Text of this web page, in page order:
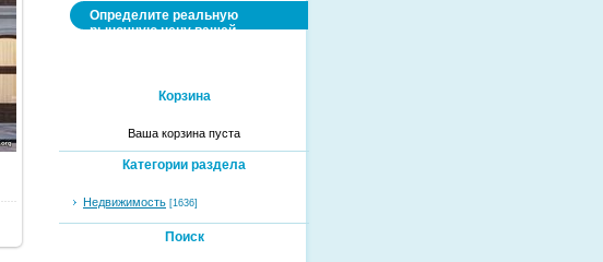
Определите реальную
рыночную цену вашей
Корзина
Ваша корзина пуста
Категории раздела
Недвижимость [1636]
Поиск